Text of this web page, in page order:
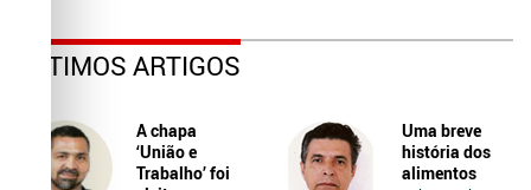
ÚLTIMOS ARTIGOS
A chapa
‘União e
Trabalho’ foi
Uma breve
história dos
alimentos